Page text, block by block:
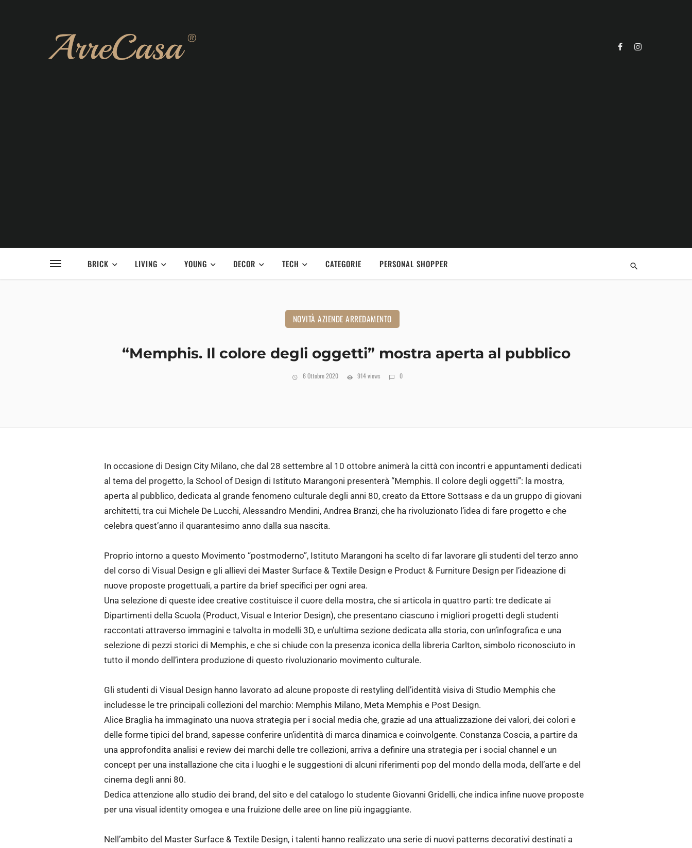
BRICK LIVING YOUNG DECOR TECH CATEGORIE PERSONAL SHOPPER
NOVITÀ AZIENDE ARREDAMENTO
“Memphis. Il colore degli oggetti” mostra aperta al pubblico
6 Ottobre 2020 914 views 0
In occasione di Design City Milano, che dal 28 settembre al 10 ottobre animerà la città con incontri e appuntamenti dedicati
al tema del progetto, la School of Design di Istituto Marangoni presenterà “Memphis. Il colore degli oggetti”: la mostra,
aperta al pubblico, dedicata al grande fenomeno culturale degli anni 80, creato da Ettore Sottsass e da un gruppo di giovani
architetti, tra cui Michele De Lucchi, Alessandro Mendini, Andrea Branzi, che ha rivoluzionato l’idea di fare progetto e che
celebra quest’anno il quarantesimo anno dalla sua nascita.
Proprio intorno a questo Movimento “postmoderno”, Istituto Marangoni ha scelto di far lavorare gli studenti del terzo anno
del corso di Visual Design e gli allievi dei Master Surface & Textile Design e Product & Furniture Design per l’ideazione di
nuove proposte progettuali, a partire da brief specifici per ogni area.
Una selezione di queste idee creative costituisce il cuore della mostra, che si articola in quattro parti: tre dedicate ai
Dipartimenti della Scuola (Product, Visual e Interior Design), che presentano ciascuno i migliori progetti degli studenti
raccontati attraverso immagini e talvolta in modelli 3D, e un’ultima sezione dedicata alla storia, con un’infografica e una
selezione di pezzi storici di Memphis, e che si chiude con la presenza iconica della libreria Carlton, simbolo riconosciuto in
tutto il mondo dell’intera produzione di questo rivoluzionario movimento culturale.
Gli studenti di Visual Design hanno lavorato ad alcune proposte di restyling dell’identità visiva di Studio Memphis che
includesse le tre principali collezioni del marchio: Memphis Milano, Meta Memphis e Post Design.
Alice Braglia ha immaginato una nuova strategia per i social media che, grazie ad una attualizzazione dei valori, dei colori e
delle forme tipici del brand, sapesse conferire un’identità di marca dinamica e coinvolgente. Constanza Coscia, a partire da
una approfondita analisi e review dei marchi delle tre collezioni, arriva a definire una strategia per i social channel e un
concept per una installazione che cita i luoghi e le suggestioni di alcuni riferimenti pop del mondo della moda, dell’arte e del
cinema degli anni 80.
Dedica attenzione allo studio dei brand, del sito e del catalogo lo studente Giovanni Gridelli, che indica infine nuove proposte
per una visual identity omogea e una fruizione delle aree on line più ingaggiante.
Nell’ambito del Master Surface & Textile Design, i talenti hanno realizzato una serie di nuovi patterns decorativi destinati a